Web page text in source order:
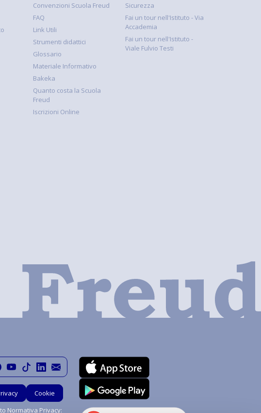
Convenzioni Scuola Freud
FAQ
Link Utili
Strumenti didattici
Glossario
Materiale Informativo
Bakeka
Quanto costa la Scuola
Freud
Iscrizioni Online
Sicurezza
Fai un tour nell'Istituto - Via
Accademia
Fai un tour nell'Istituto -
Viale Fulvio Testi
Cookie
Normativa Privacy: